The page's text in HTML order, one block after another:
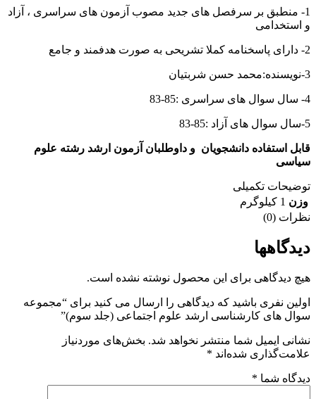
1- منطبق بر سرفصل های جدید مصوب آزمون های سراسری ، آزاد
و استخدامی
2- دارای پاسخنامه کملا تشریحی به صورت هدفمند و جامع
3-نویسنده:محمد حسن شربتیان
4- سال سوال های سراسری :85-83
5-سال سوال های آزاد :85-83
قابل استفاده دانشجویان و داوطلبان آزمون ارشد رشته علوم
سیاسی
توضیحات تکمیلی
وزن 1 کیلوگرم
نظرات (0)
دیدگاهها
هیچ دیدگاهی برای این محصول نوشته نشده است.
اولین نفری باشید که دیدگاهی را ارسال می کنید برای “مجموعه
سوال های کارشناسی ارشد علوم اجتماعی (جلد سوم)”
نشانی ایمیل شما منتشر نخواهد شد. بخش‌های موردنیاز
علامت‌گذاری شده‌اند *
دیدگاه شما *